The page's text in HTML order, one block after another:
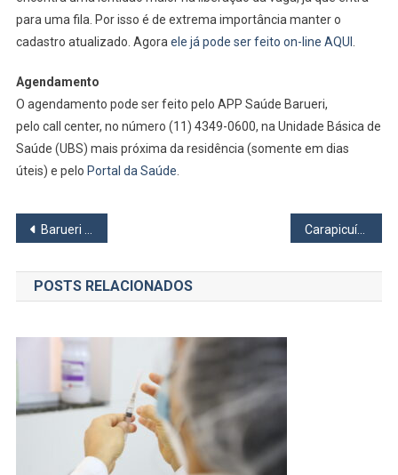
para uma fila. Por isso é de extrema importância manter o
cadastro atualizado. Agora ele já pode ser feito on-line AQUI
Agendamento
O agendamento pode ser feito pelo APP Saúde Barueri,
pelo call center, no número (11) 4349-0600, na Unidade Básica de
Saúde (UBS) mais próxima da residência (somente em dias
úteis) e pelo Portal da Saúde
Navegação
de
Post
Barueri realiza repescagem da vacinação para pessoas de 40 a 49 anos Carapicuíba começa a vacinar pessoas de 28 anos contra a covid nesta quinta, 29
POSTS RELACIONADOS